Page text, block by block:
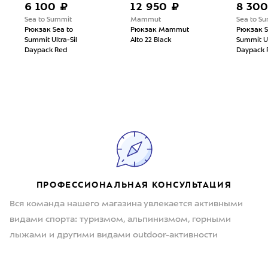
6 100 ₽
Sea to Summit
Рюкзак Sea to
Summit Ultra-Sil
Daypack Red
12 950 ₽
Mammut
Рюкзак Mammut
Alto 22 Black
8
Sea to
Рюкзак
Summit
Daypack
ПРОФЕССИОНАЛЬНАЯ КОНСУЛЬТАЦИЯ
Вся команда нашего магазина увлекается активными
видами спорта: туризмом, альпинизмом, горными
лыжами и другими видами outdoor-активности